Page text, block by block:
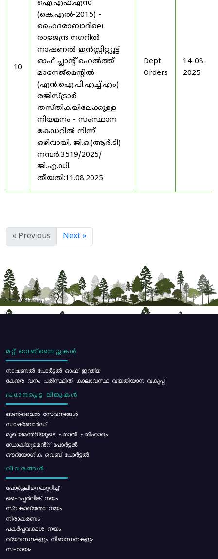
10
ഐ.എഫ്.എസ്
(കെ.എൽ-2015) -
ഹൈദരാബാദിലെ
രാജേന്ദ്ര നഗറിൽ
നാഷണൽ ഇൻസ്റ്റിറ്റ്യൂട്ട്
ഓഫ് പ്ലാന്റ് ഹെൽത്ത്
മാനേജ്‌മെന്റിൽ
(എൻ.ഐ.പി.എച്ച്.എം)
രജിസ്ട്രാർ
തസ്തികയിലേക്കുള്ള
നിയമനം - സംസ്ഥാന
കേഡറിൽ നിന്ന്
ഒഴിവായി. ജി.ഒ.(ആർ.ടി)
നമ്പർ.3519/2025/
ജി.എ.ഡി.
തീയതി:11.08.2025
Dept
Orders
14-08-
2025
« Previous Next »
മറ്റ് വെബ്സൈറ്റുകൾ
നാഷണൽ പോർട്ടൽ ഓഫ് ഇന്ത്യ
കേന്ദ്ര വനം പരിസ്ഥിതി കാലാവസ്ഥ വ്യതിയാന വകുപ്പ്
പ്രധാനപ്പെട്ട ലിങ്കുകൾ
ഓൺലൈൻ സേവനങ്ങൾ
ഡാഷ്ബോർഡ്
മുഖ്യമന്ത്രിയുടെ പരാതി പരിഹാരം
ഡോക്യുമെൻ്റ് പോർട്ടൽ
ഔദ്യോഗിക വെബ് പോർട്ടൽ
വിവരങ്ങൾ
പോര്‍ട്ടലിനെക്കുറിച്ച്
ഹൈപ്പർലിങ്ക് നയം
സ്വകാര്യതാ നയം
നിരാകരണം
പകർപ്പവകാശ നയം
വ്യവസ്ഥകളും നിബന്ധനകളും
സഹായം